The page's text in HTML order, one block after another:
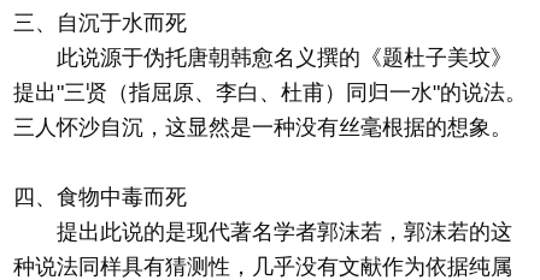
三、自沉于水而死
此说源于伪托唐朝韩愈名义撰的《题杜子美坟》
提出"三贤（指屈原、李白、杜甫）同归一水"的说法。
三人怀沙自沉，这显然是一种没有丝毫根据的想象。
四、食物中毒而死
提出此说的是现代著名学者郭沫若，郭沫若的这
种说法同样具有猜测性，几乎没有文献作为依据纯属